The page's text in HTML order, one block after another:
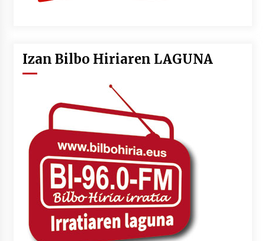
Izan Bilbo Hiriaren LAGUNA